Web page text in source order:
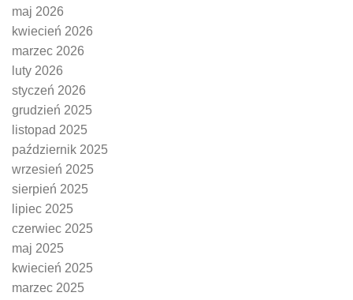
maj 2026
kwiecień 2026
marzec 2026
luty 2026
styczeń 2026
grudzień 2025
listopad 2025
październik 2025
wrzesień 2025
sierpień 2025
lipiec 2025
czerwiec 2025
maj 2025
kwiecień 2025
marzec 2025